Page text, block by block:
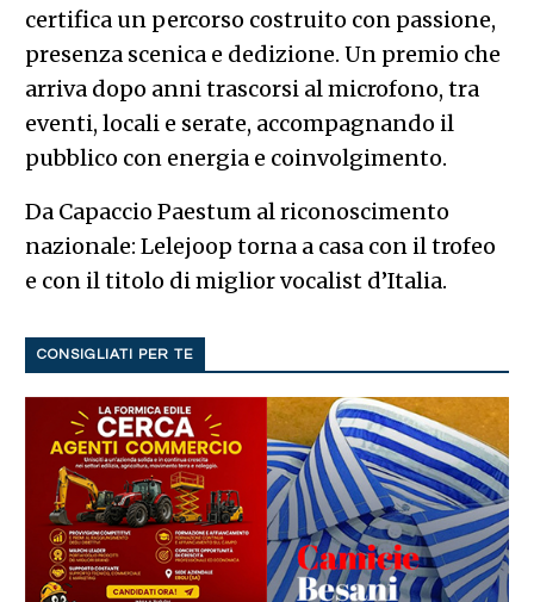
certifica un percorso costruito con passione,
presenza scenica e dedizione. Un premio che
arriva dopo anni trascorsi al microfono, tra
eventi, locali e serate, accompagnando il
pubblico con energia e coinvolgimento.
Da Capaccio Paestum al riconoscimento
nazionale: Lelejoop torna a casa con il trofeo
e con il titolo di miglior vocalist d’Italia.
CONSIGLIATI PER TE